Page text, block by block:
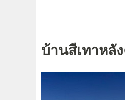
บ้านสีเทาหลั